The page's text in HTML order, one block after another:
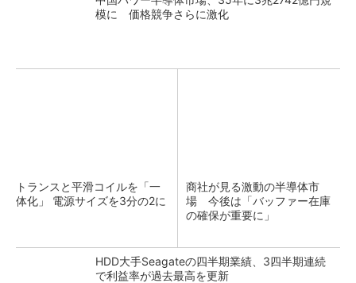
模に 価格競争さらに激化
トランスと平滑コイルを「一
体化」 電源サイズを3分の2に
商社が見る激動の半導体市
場 今後は「バッファー在庫
の確保が重要に」
HDD大手Seagateの四半期業績、3四半期連続
で利益率が過去最高を更新